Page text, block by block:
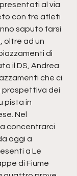
al via
con tre atleti
saputo farsi
oltre ad un
di
il DS, Andrea
che ci
prospettiva dei
pista in
Nel
concentrarci
oggi a
a Le
di Fiume